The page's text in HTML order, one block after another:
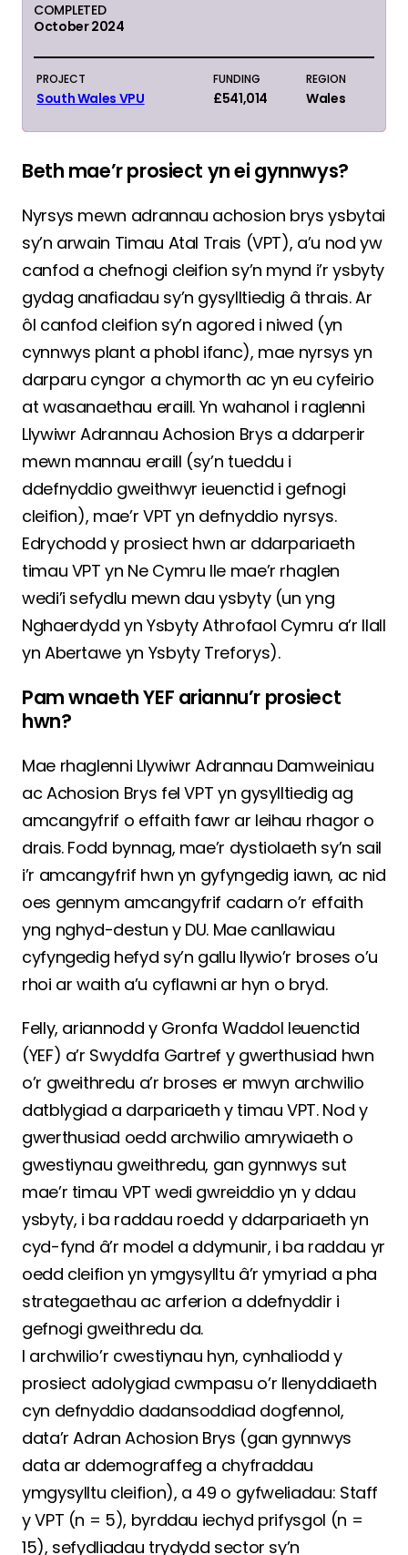
COMPLETED
October 2024
PROJECT FUNDING REGION
South Wales VPU £541,014 Wales
Beth mae’r prosiect yn ei gynnwys?
Nyrsys mewn adrannau achosion brys ysbytai
sy’n arwain Timau Atal Trais (VPT), a’u nod yw
canfod a chefnogi cleifion sy’n mynd i’r ysbyty
gydag anafiadau sy’n gysylltiedig â thrais. Ar
ôl canfod cleifion sy’n agored i niwed (yn
cynnwys plant a phobl ifanc), mae nyrsys yn
darparu cyngor a chymorth ac yn eu cyfeirio
at wasanaethau eraill. Yn wahanol i raglenni
Llywiwr Adrannau Achosion Brys a ddarperir
mewn mannau eraill (sy’n tueddu i
ddefnyddio gweithwyr ieuenctid i gefnogi
cleifion), mae’r VPT yn defnyddio nyrsys.
Edrychodd y prosiect hwn ar ddarpariaeth
timau VPT yn Ne Cymru lle mae’r rhaglen
wedi’i sefydlu mewn dau ysbyty (un yng
Nghaerdydd yn Ysbyty Athrofaol Cymru a’r llall
yn Abertawe yn Ysbyty Treforys).
Pam wnaeth YEF ariannu’r prosiect
hwn?
Mae rhaglenni Llywiwr Adrannau Damweiniau
ac Achosion Brys fel VPT yn gysylltiedig ag
amcangyfrif o effaith fawr ar leihau rhagor o
drais. Fodd bynnag, mae’r dystiolaeth sy’n sail
i’r amcangyfrif hwn yn gyfyngedig iawn, ac nid
oes gennym amcangyfrif cadarn o’r effaith
yng nghyd-destun y DU. Mae canllawiau
cyfyngedig hefyd sy’n gallu llywio’r broses o’u
rhoi ar waith a’u cyflawni ar hyn o bryd.
Felly, ariannodd y Gronfa Waddol Ieuenctid
(YEF) a’r Swyddfa Gartref y gwerthusiad hwn
o’r gweithredu a’r broses er mwyn archwilio
datblygiad a darpariaeth y timau VPT. Nod y
gwerthusiad oedd archwilio amrywiaeth o
gwestiynau gweithredu, gan gynnwys sut
mae’r timau VPT wedi gwreiddio yn y ddau
ysbyty, i ba raddau roedd y ddarpariaeth yn
cyd-fynd â’r model a ddymunir, i ba raddau yr
oedd cleifion yn ymgysylltu â’r ymyriad a pha
strategaethau ac arferion a ddefnyddir i
gefnogi gweithredu da.
I archwilio’r cwestiynau hyn, cynhaliodd y
prosiect adolygiad cwmpasu o’r llenyddiaeth
cyn defnyddio dadansoddiad dogfennol,
data’r Adran Achosion Brys (gan gynnwys
data ar ddemograffeg a chyfraddau
ymgysylltu cleifion), a 49 o gyfweliadau: Staff
y VPT (n = 5), byrddau iechyd prifysgol (n =
15), sefydliadau trydydd sector sy’n